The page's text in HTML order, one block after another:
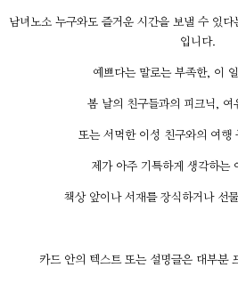
남녀노소 누구와도 즐거운 시간을 보낼 수 있다
입니다.
예쁘다는 말로는 부족한, 이
봄 날의 친구들과의 피크닉, 여
또는 서먹한 이성 친구와의 여행
제가 아주 기특하게 생각하는
책상 앞이나 서재를 장식하거나 선
카드 안의 텍스트 또는 설명글은 대부분